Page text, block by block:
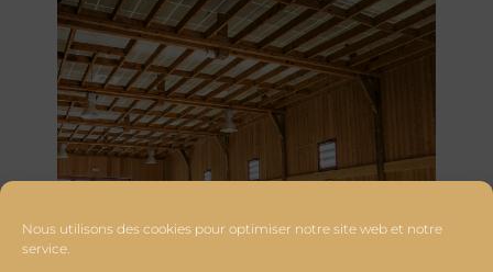
Nous utilisons des cookies pour optimiser notre site web et notre
service.